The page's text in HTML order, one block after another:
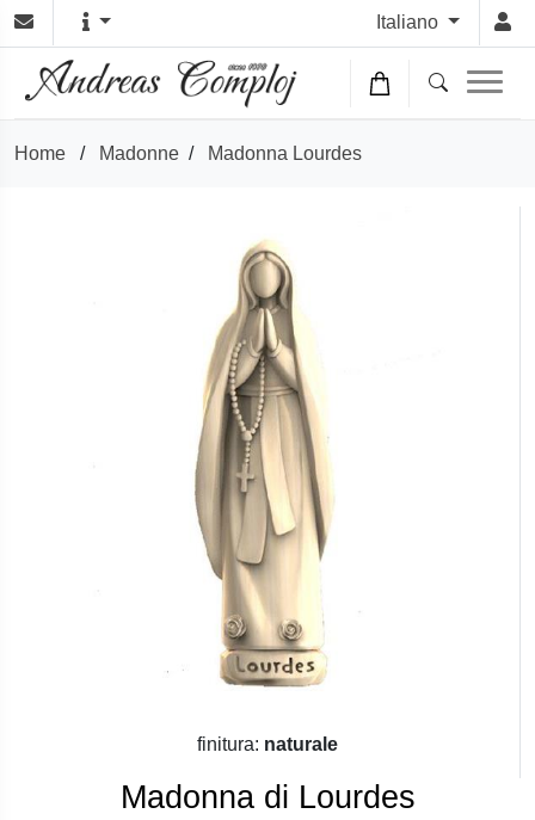
Italiano
Home / Madonne / Madonna Lourdes
finitura: naturale
Madonna di Lourdes